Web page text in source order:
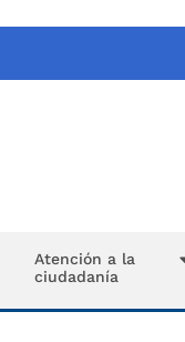
Atención a la
ciudadanía